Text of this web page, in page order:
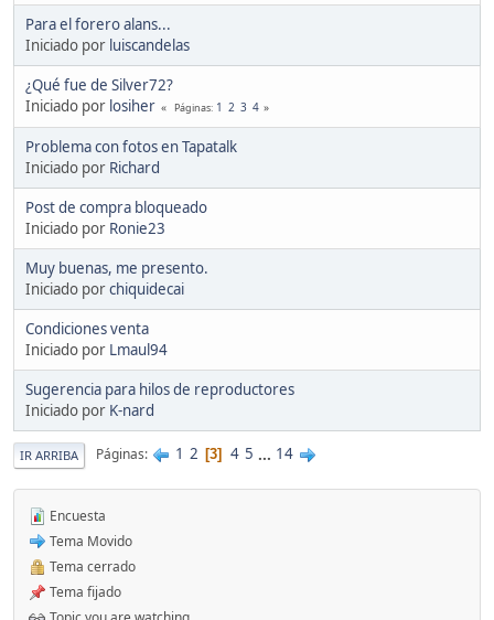
Para el forero alans...
Iniciado por luiscandelas
¿Qué fue de Silver72?
Iniciado por losiher Páginas 1 2 3 4
Problema con fotos en Tapatalk
Iniciado por Richard
Post de compra bloqueado
Iniciado por Ronie23
Muy buenas, me presento.
Iniciado porchiquidecai
Condiciones venta
Iniciado por Lmaul94
Sugerencia para hilos de reproductores
Iniciado por K-nard
IR ARRIBA Páginas 1 2 3 4 5 ... 14
Encuesta
Tema Movido
Tema cerrado
Tema fijado